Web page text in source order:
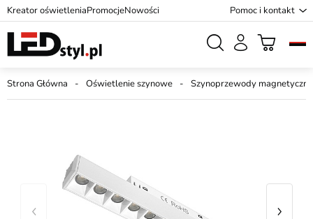
Kreator oświetleniaPromocjeNowości Pomoc i kontakt
Strona Główna Oświetlenie szynowe Szynoprzewody magnetyczne